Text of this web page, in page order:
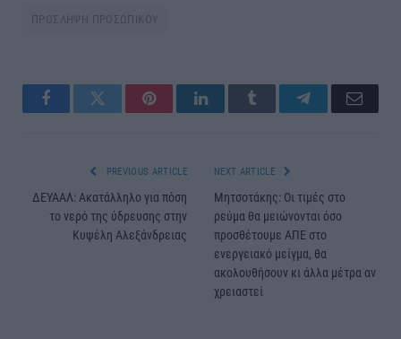
ΠΡΟΣΛΗΨΗ ΠΡΟΣΩΠΙΚΟΥ
FacebookTwitter PinterestLinkedInTumblr TelegramEmail
PREVIOUS ARTICLE
ΔΕΥΑΑΛ: Ακατάλληλο για πόση
το νερό της ύδρευσης στην
Κυψέλη Αλεξάνδρειας
NEXT ARTICLE
Μητσοτάκης: Οι τιμές στο
ρεύμα θα μειώνονται όσο
προσθέτουμε ΑΠΕ στο
ενεργειακό μείγμα, θα
ακολουθήσουν κι άλλα μέτρα αν
χρειαστεί